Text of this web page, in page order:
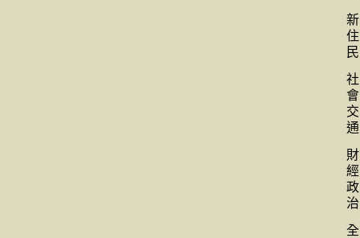
新
住
民
社
會
交
通
財
經
政
治
全